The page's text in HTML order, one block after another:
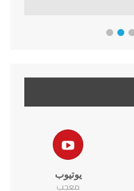
يوتيوب
معجب